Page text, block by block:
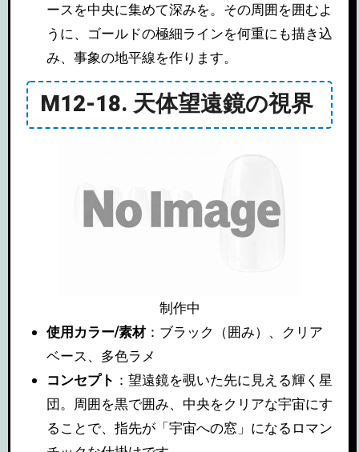
ースを中央に集めて深みを。その周囲を囲むよ
うに、ゴールドの極細ラインを何重にも描き込
み、事象の地平線を作ります。
M12-18. 天体望遠鏡の視界
制作中
使用カラー/素材：ブラック（囲み）、クリア
ベース、多色ラメ
コンセプト ：望遠鏡を覗いた先に見える輝く星
団。周囲を黒で囲み、中央をクリアな宇宙にす
ることで、指先が「宇宙への窓」になるロマン